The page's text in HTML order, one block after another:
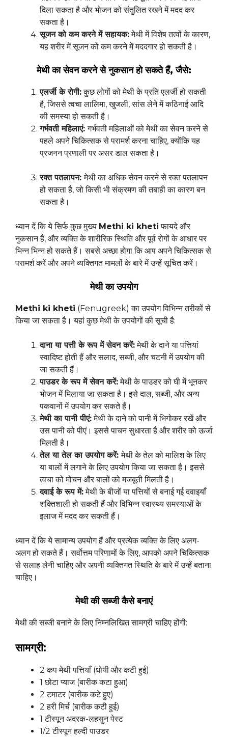
दिला सकता है और भोजन को संतुलित रखने में मदद कर
सकता है।
सूजन को कम करने में सहायक:मेथी में विशेष तत्वों के कारण,
यह शरीर में सूजन को कम करने में मददगार हो सकती है।
मेथी का सेवन करने से नुकसान हो सकते हैं, जैसे:
एलर्जी के रोगी:कुछ लोगों को मेथी के प्रति एलर्जी हो सकती
है, जिससे त्वचा लालिमा, खुजली, सांस लेने में कठिनाई आदि
की समस्या हो सकती है।
गर्भवती महिलाएं:गर्भवती महिलाओं को मेथी का सेवन करने से
पहले अपने चिकित्सक से परामर्श करना चाहिए, क्योंकि यह
प्रजनन प्रणाली पर असर डाल सकता है।
रक्त पतलापन:मेथी का अधिक सेवन करने से रक्त पतलापन
हो सकता है, जो किसी भी संक्रमण की तबाही का कारण बन
सकता है।
ध्यान दें कि ये सिर्फ कुछ मुख्य Methi ki kheti फायदे और
नुकसान हैं, और व्यक्ति के शारीरिक स्थिति और पूर्व रोगों के आधार पर
भिन्न भिन्न हो सकते हैं। सबसे अच्छा होगा कि आप अपने चिकित्सक से
परामर्श करें और अपने व्यक्तिगत मामलों के बारे में उन्हें सूचित करें।
मेथी का उपयोग
Methi ki kheti (Fenugreek) का उपयोग विभिन्न तरीकों से
किया जा सकता है। यहां कुछ मेथी के उपयोगों की सूची है:
दाना या पत्ती के रूप में सेवन करें:मेथी के दाने या पत्तियां
स्वादिष्ट होती हैं और सलाद, सब्जी, और चटनी में उपयोग की
जा सकती हैं।
पाउडर के रूप में सेवन करें:मेथी के पाउडर को घी में भूनकर
भोजन में मिलाया जा सकता है। इसे दाल, सब्जी, और अन्य
पकवानों में उपयोग कर सकते हैं।
मेथी का पानी पीएं:मेथी के दाने को पानी में भिगोकर रखें और
उस पानी को पीएं। इससे पाचन सुधारता है और शरीर को ऊर्जा
मिलती है।
तेल या तेल का उपयोग करें:मेथी के तेल को मालिश के लिए
या बालों में लगाने के लिए उपयोग किया जा सकता है। इससे
त्वचा को मोचन और बालों को मजबूती मिलती है।
दवाई के रूप में:मेथी के बीजों या पत्तियों से बनाई गई दवाइयाँ
शक्तिशाली हो सकती हैं और विभिन्न स्वास्थ्य समस्याओं के
इलाज में मदद कर सकती हैं।
ध्यान दें कि ये सामान्य उपयोग हैं और प्रत्येक व्यक्ति के लिए अलग-
अलग हो सकते हैं। सर्वोत्तम परिणामों के लिए, आपको अपने चिकित्सक
से सलाह लेनी चाहिए और अपनी व्यक्तिगत स्थिति के बारे में उन्हें बताना
चाहिए।
मेथी की सब्जी कैसे बनाएं
मेथी की सब्जी बनाने के लिए निम्नलिखित सामग्री चाहिए होंगी:
सामग्री:
2 कप मेथी पत्तियाँ (धोयी और कटी हुई)
1 छोटा प्याज (बारीक कटा हुआ)
2 टमाटर (बारीक कटे हुए)
2 हरी मिर्च (बारीक कटी हुई)
1 टीस्पून अदरक-लहसुन पेस्ट
1/2 टीस्पून हल्दी पाउडर